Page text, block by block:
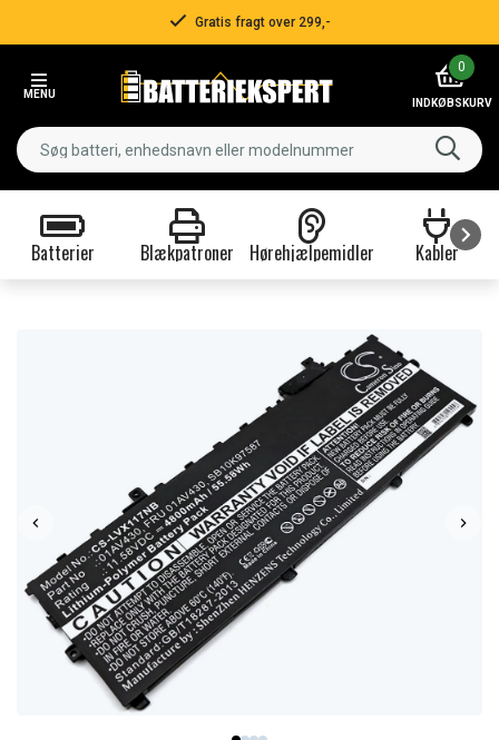
Gratis fragt over 299,-
MENU
0
INDKØBSKURV
Batterier Blækpatroner Hørehjælpemidler Kabler